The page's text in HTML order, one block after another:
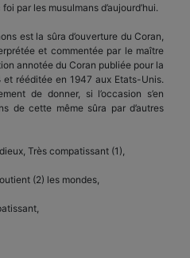
par les musulmans d’aujourd’hui.
est la sûra d’ouverture du Coran,
et commentée par le maître
annotée du Coran publiée pour la
rééditée en 1947 aux Etats-Unis.
de donner, si l’occasion s’en
de cette même sûra par d’autres
Très compatissant (1),
(2) les mondes,